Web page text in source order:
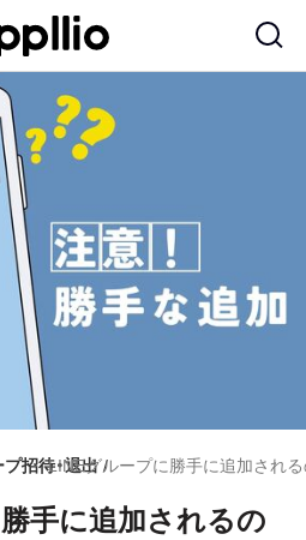
招待・退出
LINEグループに勝手に追加され
手に追加されるの